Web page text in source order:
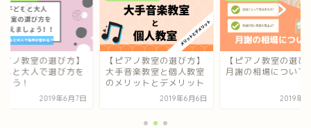
ノ教室の選び方】
もと大人で選び方を
う！
2019年6月7日
【ピアノ教室の選び方】
大手音楽教室と個人教室
のメリットとデメリット
2019年6月6日
【ピアノ教室の選び
月謝の相場について
2019年6